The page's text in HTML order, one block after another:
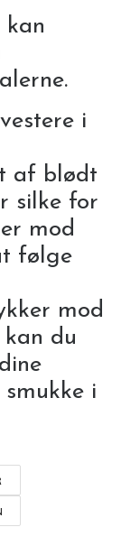
i
af blødt
silke for
mod
følge
mod
du
i